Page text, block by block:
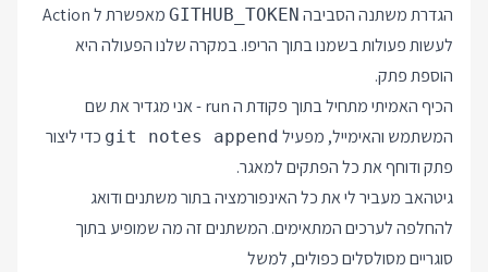
הגדרת משתנה הסביבה GITHUB_TOKEN
מאפשרת ל Action
לעשות פעולות בשמנו בתוך הריפו. במקרה שלנו הפעולה היא
הוספת פתק.
הכיף האמיתי מתחיל בתוך פקודת ה run - אני מגדיר את שם
המשתמש והאימייל, מפעיל git notes append כדי ליצור
פתק ודוחף את כל הפתקים למאגר.
גיטהאב מעביר לי את כל האינפורמציה בתור משתנים ודואג
להחלפה לערכים המתאימים. המשתנים זה מה שמופיע בתוך
סוגריים מסולסלים כפולים, למשל